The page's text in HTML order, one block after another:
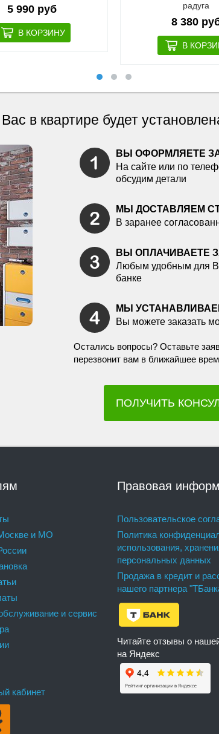
5 990 руб
радуга
8 380
в квартире будет
ВЫ ОФОРМЛЯЕТЕ
На сайте или по
обсудим детали
МЫ ДОСТАВЛЯЕМ
В заранее
ВЫ ОПЛАЧИВАЕТЕ
Любым удобным для
банке
МЫ
Вы можете заказать
Остались вопросы? Оставьте
перезвонит вам в ближайшее
ПОЛУЧИТЬ
и МО
и сервис
кабинет
Правовая
Пользовательское
Политика
использования,
персональных данных
Продажа в кредит и
нашего партнера
Читайте отзывы о
на Яндекс